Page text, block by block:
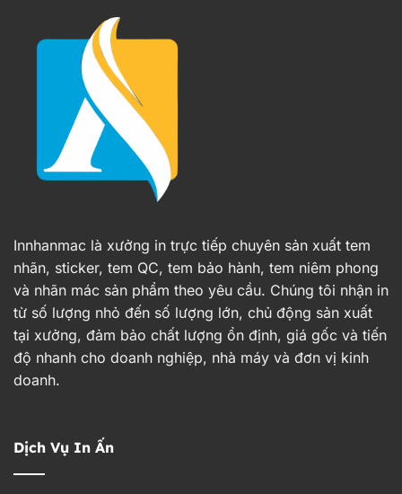
Innhanmac là xưởng in trực tiếp chuyên sản xuất tem
nhãn, sticker, tem QC, tem bảo hành, tem niêm phong
và nhãn mác sản phẩm theo yêu cầu. Chúng tôi nhận in
từ số lượng nhỏ đến số lượng lớn, chủ động sản xuất
tại xưởng, đảm bảo chất lượng ổn định, giá gốc và tiến
độ nhanh cho doanh nghiệp, nhà máy và đơn vị kinh
doanh.
Dịch Vụ In Ấn